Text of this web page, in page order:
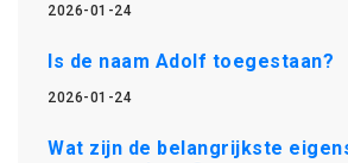
2026-01-24
Is de naam Adolf toegestaan?
2026-01-24
Wat zijn de belangrijkste